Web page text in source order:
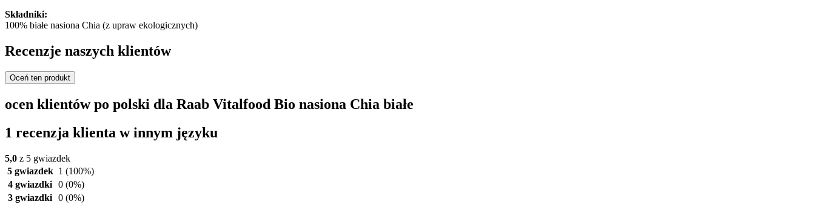
Składniki:
100% białe nasiona Chia (z upraw ekologicznych)
Recenzje naszych klientów
Oceń ten produkt
ocen klientów po polski dla Raab Vitalfood Bio nasiona Chia białe
1 recenzja klienta w innym języku
5,0 z 5 gwiazdek
5 gwiazdek 1 (100%)
4 gwiazdki 0 (0%)
3 gwiazdki 0 (0%)